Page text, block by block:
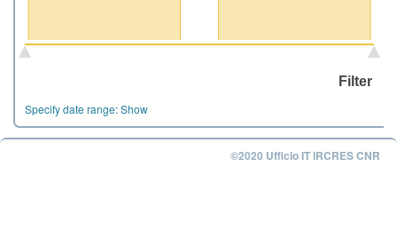
Specify date range:Show
©2020 Ufficio IT IRCRES CNR